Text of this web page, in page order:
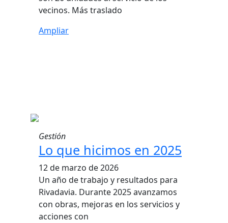
vecinos. Más traslado
Ampliar
Gestión
Lo que hicimos en 2025
12 de marzo de 2026
Un año de trabajo y resultados para
Rivadavia. Durante 2025 avanzamos
con obras, mejoras en los servicios y
acciones con